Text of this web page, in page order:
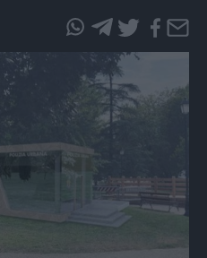
questo
articolo
Whatsapp
questo
articolo
su
Telegram